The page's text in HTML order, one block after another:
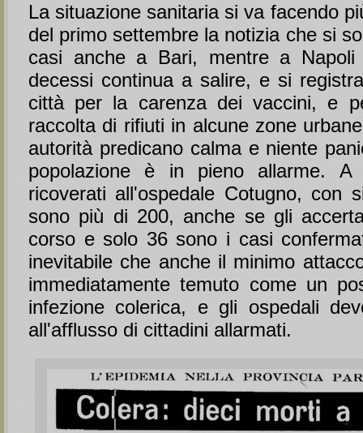
La situazione sanitaria si va facendo
del primo settembre la notizia che si
casi anche a Bari, mentre a
decessi continua a salire, e si
città per la carenza dei vaccini, e
raccolta di rifiuti in alcune zone
autorità predicano calma e niente
popolazione è in pieno allarme.
ricoverati all'ospedale Cotugno, con
sono più di 200, anche se gli
corso e solo 36 sono i casi
inevitabile che anche il minimo
immediatamente temuto come un
infezione colerica, e gli ospedali
all'afflusso di cittadini allarmati.